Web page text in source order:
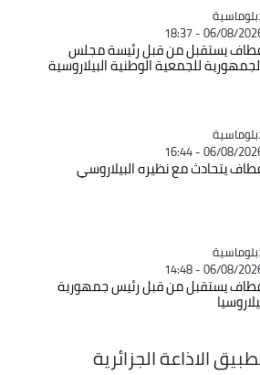
06/08/2026 -
يستقبل من قبل رئيسة مجلس
للجمعية الوطنية البيلاروسية
06/08/2026 -
يتحادث مع نظيره البيلاروسي
06/08/2026 -
يستقبل من قبل رئيس جمهورية
الاذاعة الجزائرية